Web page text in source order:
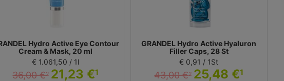
Hydro Active Eye Contour
Cream & Mask, 20 ml
€ 1.061,50 / 1l
36,00 €2 21,23 €1
GRANDEL Hydro Active Hyaluron
Filler Caps, 28 St
€ 0,91 / 1St
43,00 €2 25,48 €1